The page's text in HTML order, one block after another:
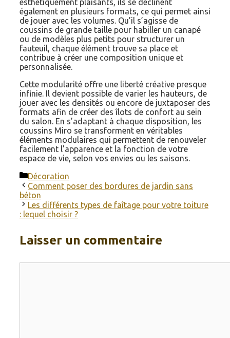
esthétiquement plaisants, ils se déclinent
également en plusieurs formats, ce qui permet ainsi
de jouer avec les volumes. Qu’il s’agisse de
coussins de grande taille pour habiller un canapé
ou de modèles plus petits pour structurer un
fauteuil, chaque élément trouve sa place et
contribue à créer une composition unique et
personnalisée.
Cette modularité offre une liberté créative presque
infinie. Il devient possible de varier les hauteurs, de
jouer avec les densités ou encore de juxtaposer des
formats afin de créer des îlots de confort au sein
du salon. En s’adaptant à chaque disposition, les
coussins Miro se transforment en véritables
éléments modulaires qui permettent de renouveler
facilement l’apparence et la fonction de votre
espace de vie, selon vos envies ou les saisons.
Catégories
Décoration
Comment poser des bordures de jardin sans
béton
Les différents types de faîtage pour votre toiture
: lequel choisir ?
Laisser un commentaire